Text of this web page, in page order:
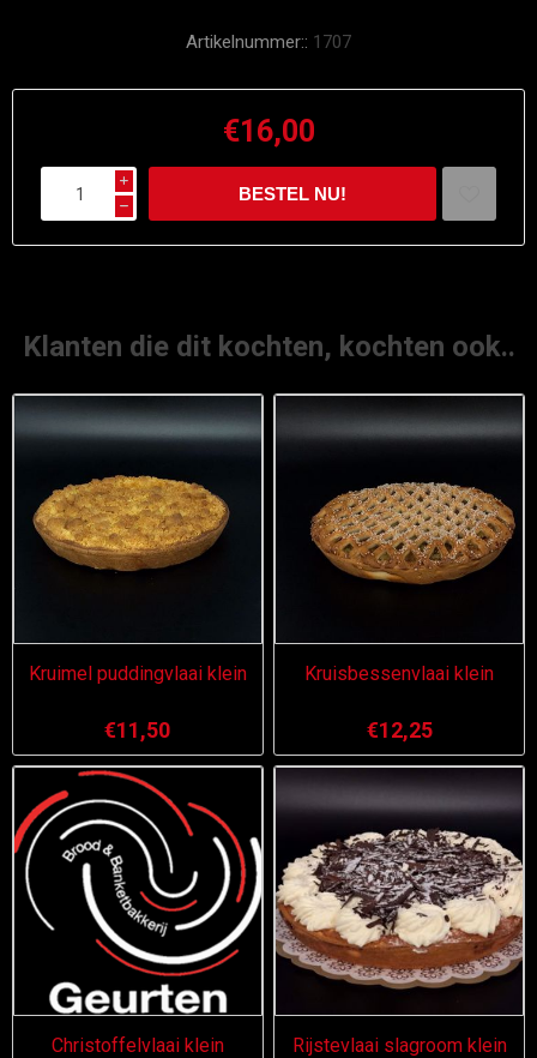
Artikelnummer:: 1707
€16,00
i
h
Klanten die dit kochten, kochten ook..
Kruimel puddingvlaai klein
€11,50
Kruisbessenvlaai klein
€12,25
Christoffelvlaai klein Rijstevlaai slagroom klein